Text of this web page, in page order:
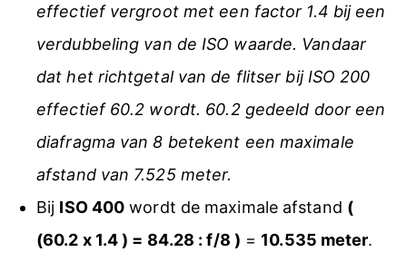
effectief vergroot met een factor 1.4 bij een
verdubbeling van de ISO waarde. Vandaar
dat het richtgetal van de flitser bij ISO 200
effectief 60.2 wordt. 60.2 gedeeld door een
diafragma van 8 betekent een maximale
afstand van 7.525 meter.
Bij ISO 400 wordt de maximale afstand (
(60.2 x 1.4 ) = 84.28 : f/8 ) = 10.535 meter.